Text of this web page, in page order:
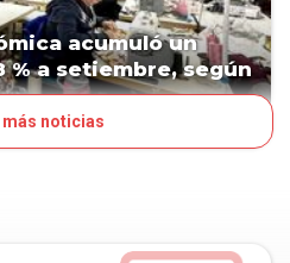
acumuló un
a setiembre, según
noticias